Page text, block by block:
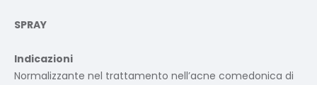
SPRAY
Indicazioni
Normalizzante nel trattamento nell’acne comedonica di